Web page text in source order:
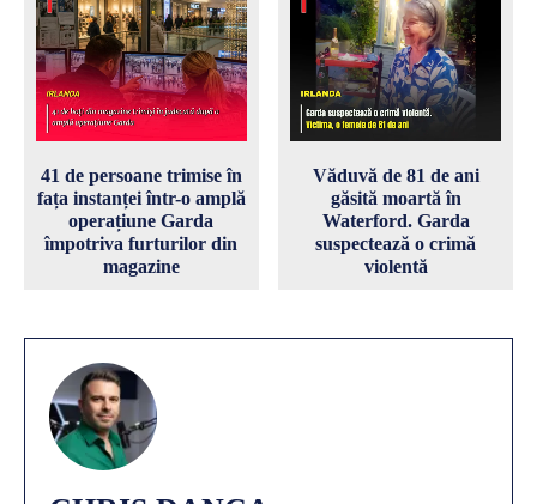
41 de persoane trimise în
fața instanței într-o amplă
operațiune Garda
împotriva furturilor din
magazine
Văduvă de 81 de ani
găsită moartă în
Waterford. Garda
suspectează o crimă
violentă